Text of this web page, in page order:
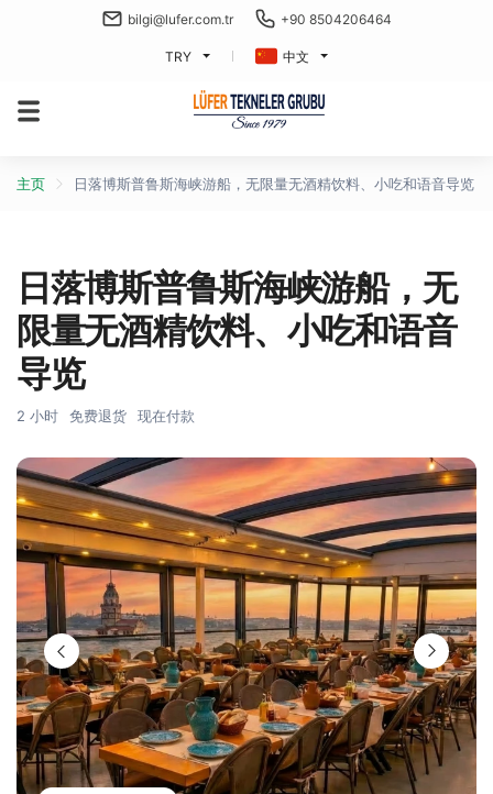
bilgi@lufer.com.tr +90 8504206464
TRY 中文
主页 日落博斯普鲁斯海峡游船，无限量无酒精饮料、小吃和语音导览
日落博斯普鲁斯海峡游船，无
限量无酒精饮料、小吃和语音
导览
2 小时 免费退货 现在付款